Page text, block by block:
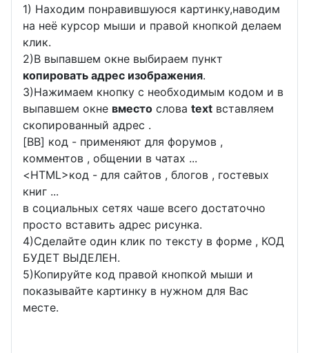
1) Находим понравившуюся картинку,наводим
на неё курсор мыши и правой кнопкой делаем
клик.
2)В выпавшем окне выбираем пункт
копировать адрес изображения.
3)Нажимаем кнопку с необходимым кодом и в
выпавшем окне вместо слова text вставляем
скопированный адрес .
[BB] код - применяют для форумов ,
комментов , общении в чатах ...
<HTML>код - для сайтов , блогов , гостевых
книг ...
в социальных сетях чаше всего достаточно
просто вставить адрес рисунка.
4)Сделайте один клик по тексту в форме , КОД
БУДЕТ ВЫДЕЛЕН.
5)Копируйте код правой кнопкой мыши и
показывайте картинку в нужном для Вас
месте.